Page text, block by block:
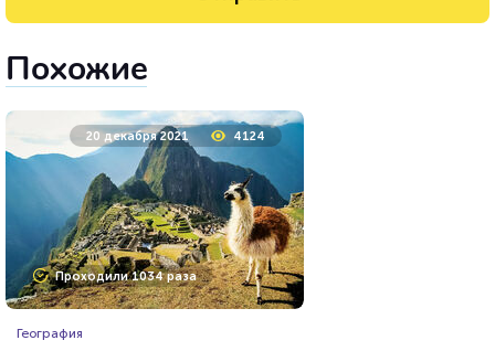
Похожие
20 декабря 2021 4124
Проходили 1034 раза
География